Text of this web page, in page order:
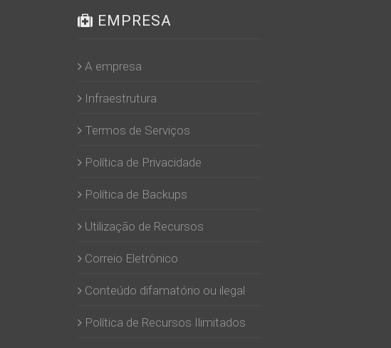
EMPRESA
A empresa
Infraestrutura
Termos de Serviços
Política de Privacidade
Política de Backups
Utilização de Recursos
Correio Eletrônico
Conteúdo difamatório ou ilegal
Política de Recursos Ilimitados